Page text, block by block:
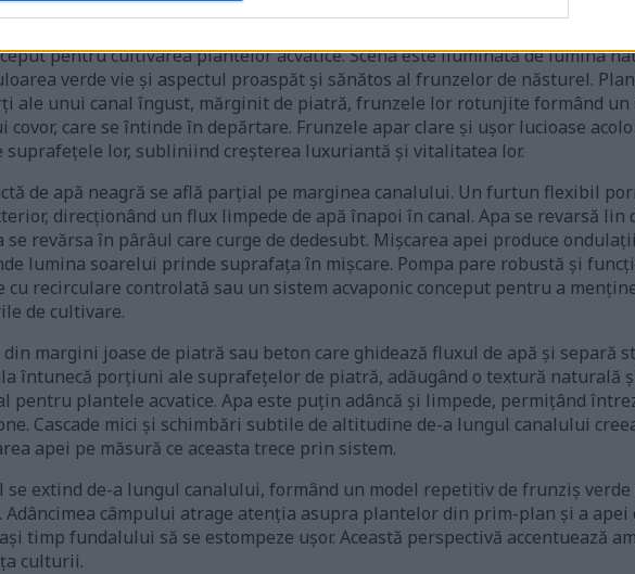
prezintă un strat vibrant de năsturel prosperând într-un canal de
pentru cultivarea plantelor acvatice. Scena este iluminată de lumina
verde vie și aspectul proaspăt și sănătos al frunzelor de năsturel.
ale unui canal îngust, mărginit de piatră, frunzele lor rotunjite formând un
covor, care se întinde în depărtare. Frunzele apar clare și ușor lucioase
suprafețele lor, subliniind creșterea luxuriantă și vitalitatea lor.
de apă neagră se află parțial pe marginea canalului. Un furtun flexibil
direcționând un flux limpede de apă înapoi în canal. Apa se revarsă
se revărsa în pârâul care curge de dedesubt. Mișcarea apei produce
lumina soarelui prinde suprafața în mișcare. Pompa pare robustă și
recirculare controlată sau un sistem acvaponic conceput pentru a
de cultivare.
margini joase de piatră sau beton care ghidează fluxul de apă și separă
întunecă porțiuni ale suprafețelor de piatră, adăugând o textură naturală
pentru plantele acvatice. Apa este puțin adâncă și limpede, permițând
Cascade mici și schimbări subtile de altitudine de-a lungul canalului
apei pe măsură ce aceasta trece prin sistem.
se extind de-a lungul canalului, formând un model repetitiv de frunziș verde
câmpului atrage atenția asupra plantelor din prim-plan și a apei
timp fundalului să se estompeze ușor. Această perspectivă accentuează
culturii.